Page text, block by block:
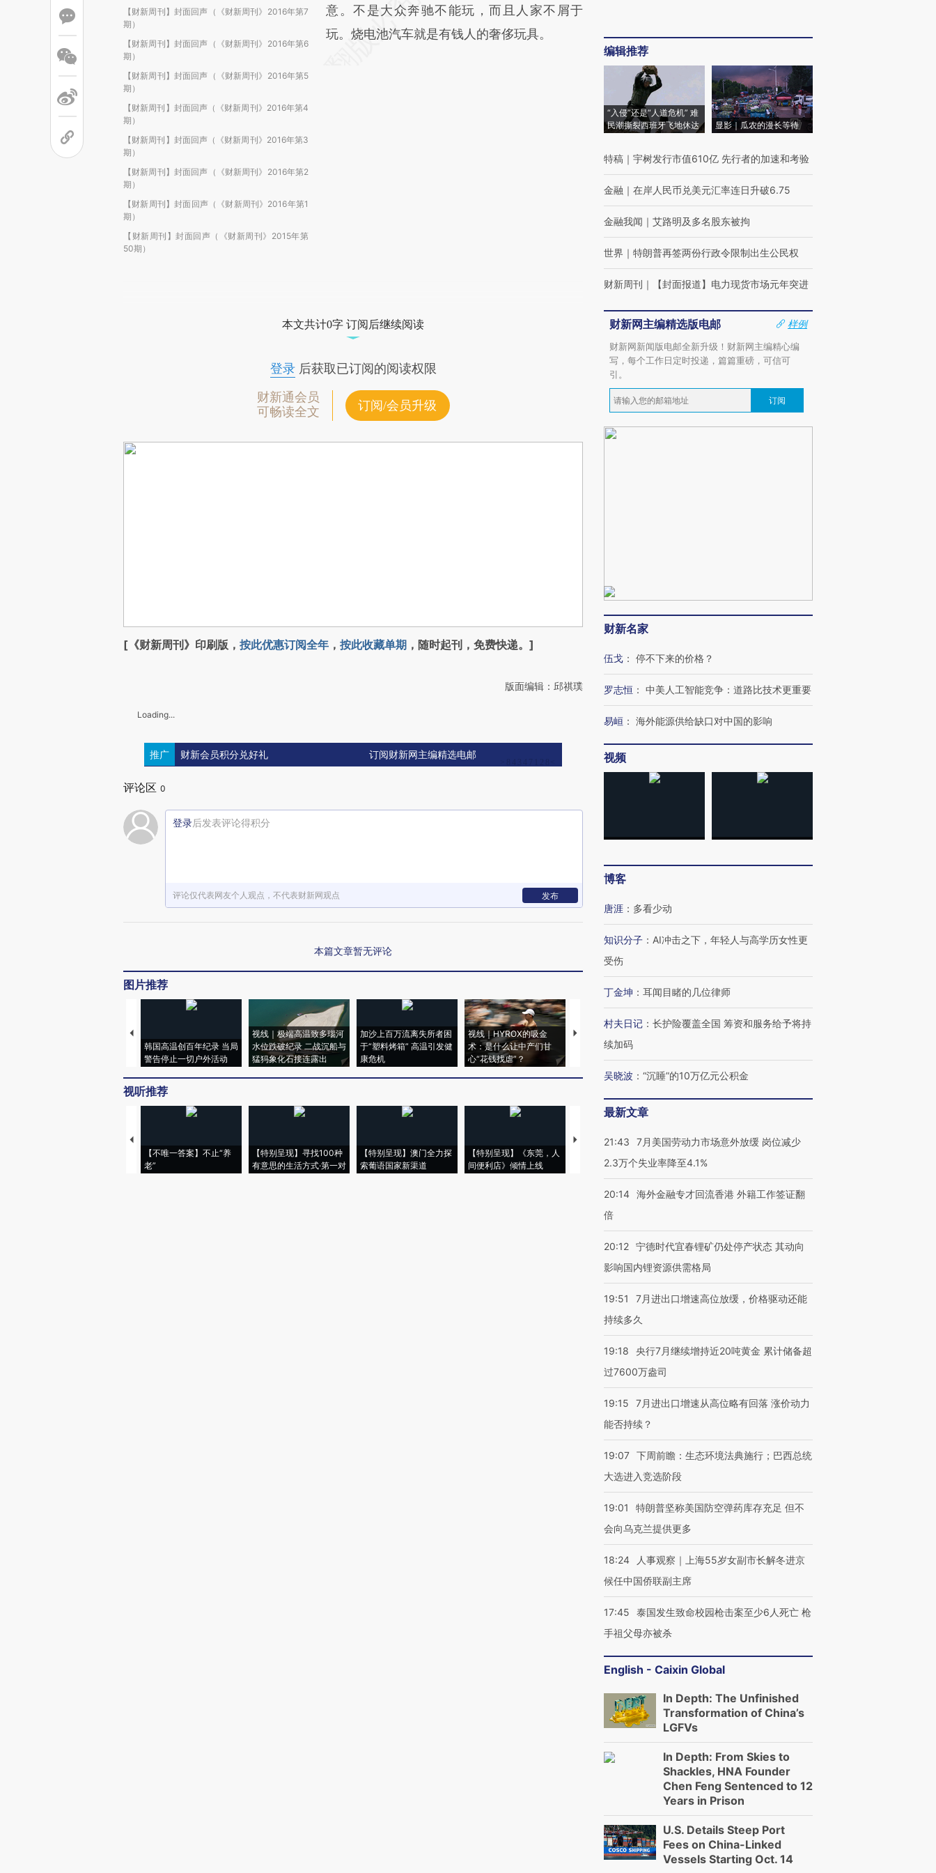
【财新周刊】封面回声（《财新周刊》2016年第7
期）
【财新周刊】封面回声（《财新周刊》2016年第6
期）
【财新周刊】封面回声（《财新周刊》2016年第5
期）
【财新周刊】封面回声（《财新周刊》2016年第4
期）
【财新周刊】封面回声（《财新周刊》2016年第3
期）
【财新周刊】封面回声（《财新周刊》2016年第2
期）
【财新周刊】封面回声（《财新周刊》2016年第1
期）
【财新周刊】封面回声（《财新周刊》2015年第
50期）
意。不是大众奔驰不能玩，而且人家不屑于
玩。烧电池汽车就是有钱人的奢侈玩具。
本文共计0字 订阅后继续阅读
登录后获取已订阅的阅读权限
财新通会员
可畅读全文
订阅/会员升级
[《财新周刊》印刷版， 按此优惠订阅全年 ， 按此收藏单期 ，随时起刊，免费快递。]
版面编辑：邱祺璞
Loading...
推广 财新会员积分兑好礼 订阅财新网主编精选电邮
评论区 0
登录后发表评论得积分
评论仅代表网友个人观点，不代表财新网观点 发布
本篇文章暂无评论
图片推荐
韩国高温创百年纪录 当局
警告停止一切户外活动
视线｜极端高温致多瑙河
水位跌破纪录 二战沉船与
猛犸象化石接连露出
加沙上百万流离失所者困
于“塑料烤箱” 高温引发健
康危机
视线｜HYROX的吸金
术：是什么让中产们甘
心“花钱找虐”？
马航飞行员跨国走私7万
粒摇头丸 尿检体内含3种
育部长拱下台
飞地休达
视听推荐
【不唯一答案】不止“养
老”
【特别呈现】寻找100种
有意思的生活方式·第一对
【特别呈现】澳门全力探
索葡语国家新渠道
【特别呈现】《东莞，人
间便利店》倾情上线
【推广】走进第四届链博
有意思的生活方式·第三对
【商旅对话】华住集团
编辑推荐
“入侵”还是“人道危机” 难
民潮撕裂西班牙飞地休达
显影｜瓜农的漫长等待
特稿 ｜ 宇树发行市值610亿 先行者的加速和考验
金融 ｜ 在岸人民币兑美元汇率连日升破6.75
金融我闻 ｜ 艾路明及多名股东被拘
世界 ｜ 特朗普再签两份行政令限制出生公民权
财新周刊 ｜ 【封面报道】电力现货市场元年突进
财新网主编精选版电邮
样例
财新网新闻版电邮全新升级！财新网主编精心编
写，每个工作日定时投递，篇篇重磅，可信可
引。
订阅
财新名家
伍戈 ： 停不下来的价格？
罗志恒 ： 中美人工智能竞争：道路比技术更重要
易峘 ： 海外能源供给缺口对中国的影响
视频
博客
唐涯 ： 多看少动
知识分子 ： AI冲击之下，年轻人与高学历女性更
受伤
丁金坤 ： 耳闻目睹的几位律师
村夫日记 ： 长护险覆盖全国 筹资和服务给予将持
续加码
吴晓波 ： “沉睡”的10万亿元公积金
最新文章
21:43
7月美国劳动力市场意外放缓 岗位减少
2.3万个失业率降至4.1%
20:14 海外金融专才回流香港 外籍工作签证翻
倍
20:12 宁德时代宜春锂矿仍处停产状态 其动向
影响国内锂资源供需格局
19:51
7月进出口增速高位放缓，价格驱动还能
持续多久
19:18
央行7月继续增持近20吨黄金 累计储备超
过7600万盎司
19:15
7月进出口增速从高位略有回落 涨价动力
能否持续？
19:07 下周前瞻：生态环境法典施行；巴西总统
大选进入竞选阶段
19:01
特朗普坚称美国防空弹药库存充足 但不
会向乌克兰提供更多
18:24
人事观察｜上海55岁女副市长解冬进京
候任中国侨联副主席
17:45
泰国发生致命校园枪击案至少6人死亡 枪
手祖父母亦被杀
English - Caixin Global
In Depth: The Unfinished
Transformation of China’s
LGFVs
In Depth: From Skies to
Shackles, HNA Founder
Chen Feng Sentenced to 12
Years in Prison
U.S. Details Steep Port
Fees on China-Linked
Vessels Starting Oct. 14